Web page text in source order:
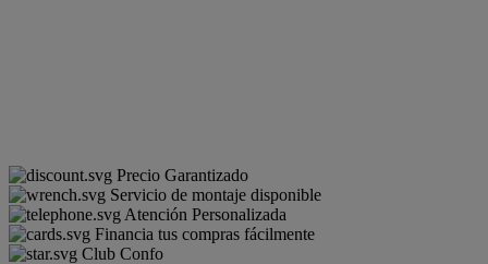
Precio Garantizado
Servicio de montaje disponible
Atención Personalizada
Financia tus compras fácilmente
Club Confo